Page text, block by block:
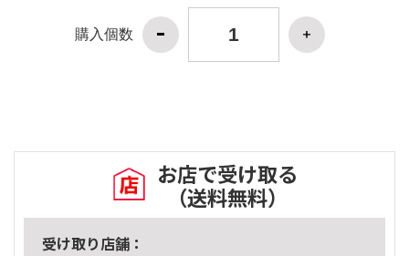
購入個数
お店で受け取る
（送料無料）
受け取り店舗：